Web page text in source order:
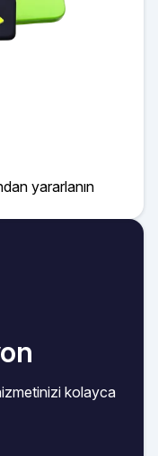
yararlanın
kolayca